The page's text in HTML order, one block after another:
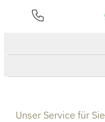
Unser Service für Sie